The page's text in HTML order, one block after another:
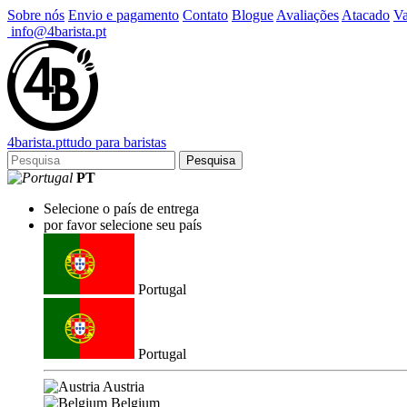
Sobre nós Envio e pagamento Contato Blogue Avaliações Atacado
info@4barista.pt
4barista.pttudo para baristas
Pesquisa
PT
Selecione o país de entrega
por favor selecione seu país
Portugal
Portugal
Austria
Belgium